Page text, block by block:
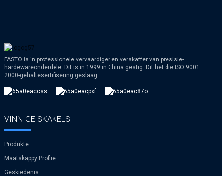
FASTO is 'n professionele vervaardiger en verskaffer van presisie-
hardewareonderdele. Dit is in 1999 in China gestig. Dit het die ISO 9001:
2000-gehaltesertifisering geslaag.
VINNIGE SKAKELS
Produkte
Maatskappy Proflie
Geskiedenis